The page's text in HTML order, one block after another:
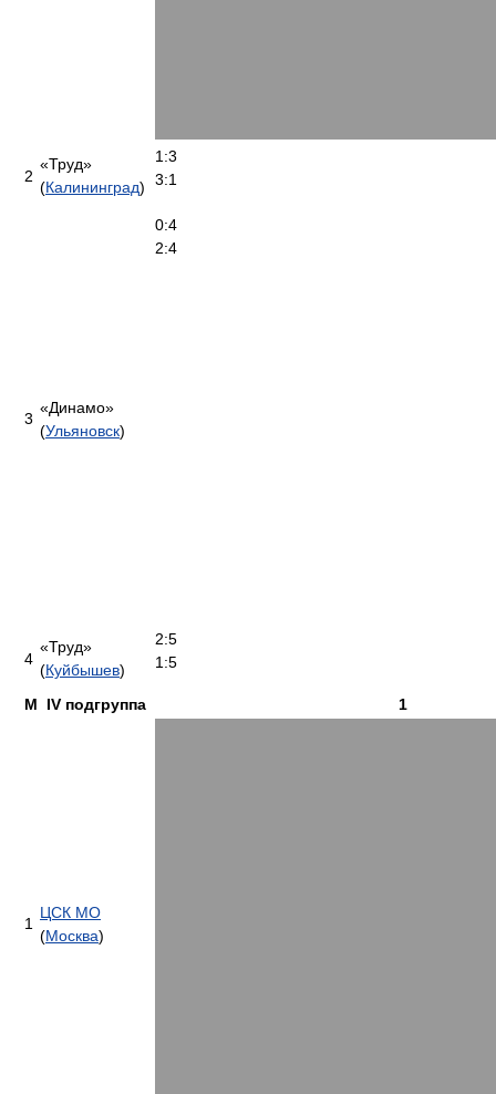
2
«Труд»
(Калининград)
1:3
3:1
3
«Динамо»
(Ульяновск)
0:4
2:4
4
«Труд»
(Куйбышев)
2:5
1:5
М IV подгруппа 1
1
ЦСК МО
(Москва)